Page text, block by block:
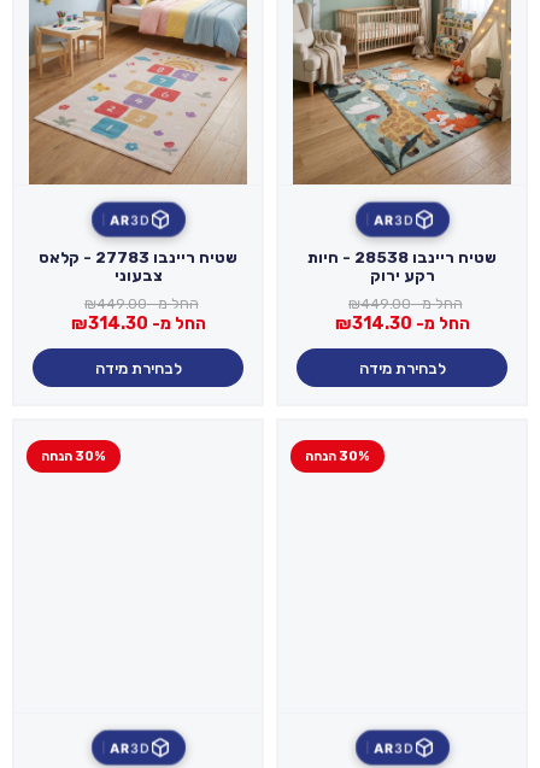
3D
AR
שטיח ריינבו 28538 - חיות
רקע ירוק
החל מ- ₪449.00
החל מ- ₪314.30
לבחירת מידה
3D
AR
שטיח ריינבו 27783 - קלאס
צבעוני
החל מ- ₪449.00
החל מ- ₪314.30
לבחירת מידה
30% הנחה
3D
AR
30% הנחה
3D
AR